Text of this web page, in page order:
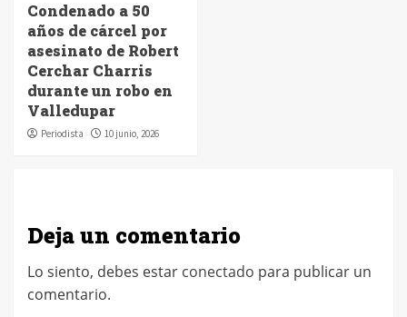
Condenado a 50
años de cárcel por
asesinato de Robert
Cerchar Charris
durante un robo en
Valledupar
Periodista 10 junio, 2026
Deja un comentario
Lo siento, debes estar conectado para publicar un
comentario.